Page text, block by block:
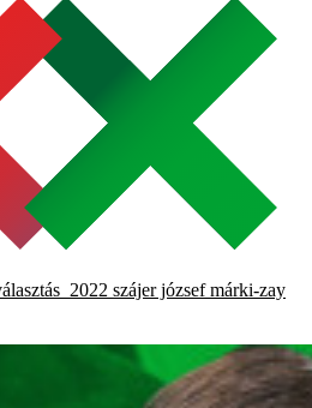
szájer józsef márki-zay